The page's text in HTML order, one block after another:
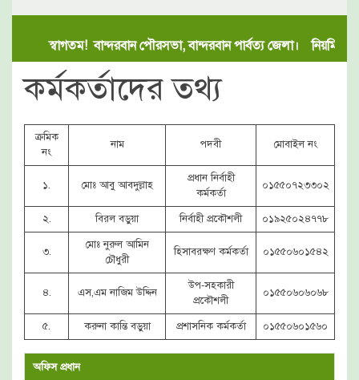
স্বাগতম! বান্দরবান পৌরসভা, বান্দরবান পার্বত্য জেলা।
কর্মকর্তাদের তথ্য
ক্রমিক
নং
নাম পদবী মোবাইল নং
১. মোঃ আবু আবদুল্লাহ
প্রধান নির্বাহী
কর্মকর্তা
০১৫৫০৭২৩৩০২
২. বিরল বড়ুয়া নির্বাহী প্রকৌশলী ০১৯২৫০২৪৭৭৮
৩.
মোঃ নুরুল আমিন
চৌধুরী
হিসাবরক্ষণ কর্মকর্তা ০১৫৫০৬০১৫৪২
৪. এস,এম নাজিম উদ্দিন
উপ-সহকারী
প্রকৌশলী
০১৫৫০৬০৬০৬৮
৫. করুনা কান্তি বড়ুয়া প্রশাসনিক কর্মকর্তা ০১৫৫০৬০১৫৬০
অফিস প্রধান